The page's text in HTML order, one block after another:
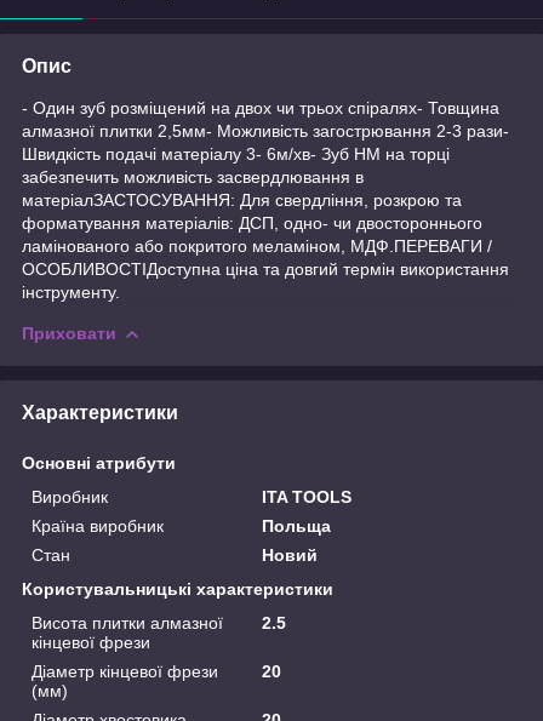
Опис
- Один зуб розміщений на двох чи трьох спіралях- Товщина
алмазної плитки 2,5мм- Можливість загострювання 2-3 рази-
Швидкість подачі матеріалу 3- 6м/хв- Зуб HМ на торці
забезпечить можливість засвердлювання в
матеріалЗАСТОСУВАННЯ: Для свердління, розкрою та
форматування матеріалів: ДСП, одно- чи двостороннього
ламінованого або покритого меламіном, МДФ.ПЕРЕВАГИ /
ОСОБЛИВОСТІДоступна ціна та довгий термін використання
інструменту.
Приховати
Характеристики
Основні атрибути
Виробник
ITA TOOLS
Країна виробник
Польща
Стан
Новий
Користувальницькі характеристики
Висота плитки алмазної
кінцевої фрези
2.5
Діаметр кінцевої фрези
(мм)
20